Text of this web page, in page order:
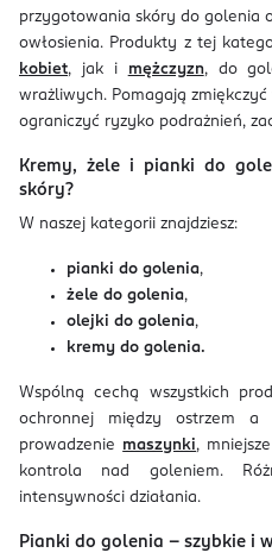
przygotowania skóry do golenia
owłosienia. Produkty z tej
kobiet, jak i mężczyzn, do
wrażliwych. Pomagają
ograniczyć ryzyko podrażnień,
Kremy, żele i pianki do
skóry?
W naszej kategorii znajdziesz:
pianki do golenia,
żele do golenia,
olejki do golenia,
kremy do golenia.
Wspólną cechą wszystkich
ochronnej między ostrzem a
prowadzenie maszynki,
kontrola nad goleniem.
intensywności działania.
Pianki do golenia – szybkie i